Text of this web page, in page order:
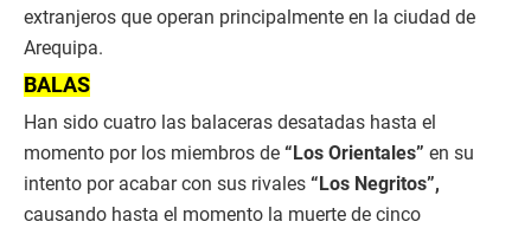
extranjeros que operan principalmente en la ciudad de
Arequipa.
BALAS
Han sido cuatro las balaceras desatadas hasta el
momento por los miembros de “Los Orientales” en su
intento por acabar con sus rivales “Los Negritos”,
causando hasta el momento la muerte de cinco